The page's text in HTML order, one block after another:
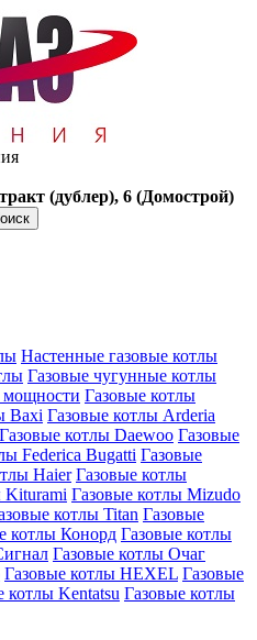
(дублер), 6 (Домострой)
Настенные газовые котлы
Газовые чугунные котлы
мощности Газовые котлы
Baxi Газовые котлы Arderia
Газовые котлы Daewoo Газовые
Federica Bugatti Газовые
Haier Газовые котлы
Kiturami Газовые котлы Mizudo
котлы Titan Газовые
котлы Конорд Газовые котлы
Газовые котлы Очаг
Газовые котлы HEXEL Газовые
котлы Kentatsu Газовые котлы